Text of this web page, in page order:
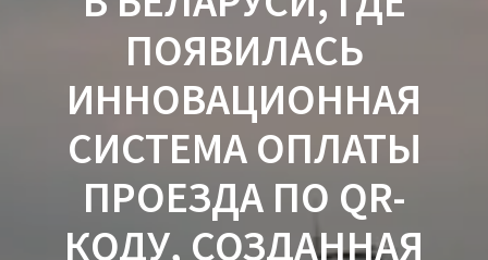
ПОЯВИЛАСЬ
ИННОВАЦИОННАЯ
СИСТЕМА ОПЛАТЫ
ПРОЕЗДА ПО QR-
КОДУ, СОЗДАННАЯ